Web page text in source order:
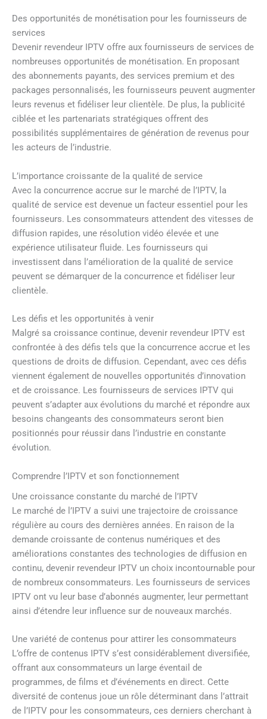
Des opportunités de monétisation pour les fournisseurs de
services
Devenir revendeur IPTV offre aux fournisseurs de services de
nombreuses opportunités de monétisation. En proposant
des abonnements payants, des services premium et des
packages personnalisés, les fournisseurs peuvent augmenter
leurs revenus et fidéliser leur clientèle. De plus, la publicité
ciblée et les partenariats stratégiques offrent des
possibilités supplémentaires de génération de revenus pour
les acteurs de l’industrie.
L’importance croissante de la qualité de service
Avec la concurrence accrue sur le marché de l’IPTV, la
qualité de service est devenue un facteur essentiel pour les
fournisseurs. Les consommateurs attendent des vitesses de
diffusion rapides, une résolution vidéo élevée et une
expérience utilisateur fluide. Les fournisseurs qui
investissent dans l’amélioration de la qualité de service
peuvent se démarquer de la concurrence et fidéliser leur
clientèle.
Les défis et les opportunités à venir
Malgré sa croissance continue, devenir revendeur IPTV est
confrontée à des défis tels que la concurrence accrue et les
questions de droits de diffusion. Cependant, avec ces défis
viennent également de nouvelles opportunités d’innovation
et de croissance. Les fournisseurs de services IPTV qui
peuvent s’adapter aux évolutions du marché et répondre aux
besoins changeants des consommateurs seront bien
positionnés pour réussir dans l’industrie en constante
évolution.
Comprendre l’IPTV et son fonctionnement
Une croissance constante du marché de l’IPTV
Le marché de l’IPTV a suivi une trajectoire de croissance
régulière au cours des dernières années. En raison de la
demande croissante de contenus numériques et des
améliorations constantes des technologies de diffusion en
continu, devenir revendeur IPTV un choix incontournable pour
de nombreux consommateurs. Les fournisseurs de services
IPTV ont vu leur base d’abonnés augmenter, leur permettant
ainsi d’étendre leur influence sur de nouveaux marchés.
Une variété de contenus pour attirer les consommateurs
L’offre de contenus IPTV s’est considérablement diversifiée,
offrant aux consommateurs un large éventail de
programmes, de films et d’événements en direct. Cette
diversité de contenus joue un rôle déterminant dans l’attrait
de l’IPTV pour les consommateurs, ces derniers cherchant à